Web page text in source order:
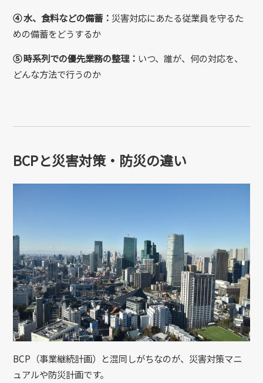
④水、食料などの備蓄： 災害対応にあたる従業員を守るた
めの備蓄をどうするか
⑤時系列での優先業務の整理： いつ、誰が、何の対応を、
どんな方法で行うのか
BCPと災害対策・防災の違い
BCP（事業継続計画）と混同しがちなのが、災害対策マニ
ュアルや防災計画です。